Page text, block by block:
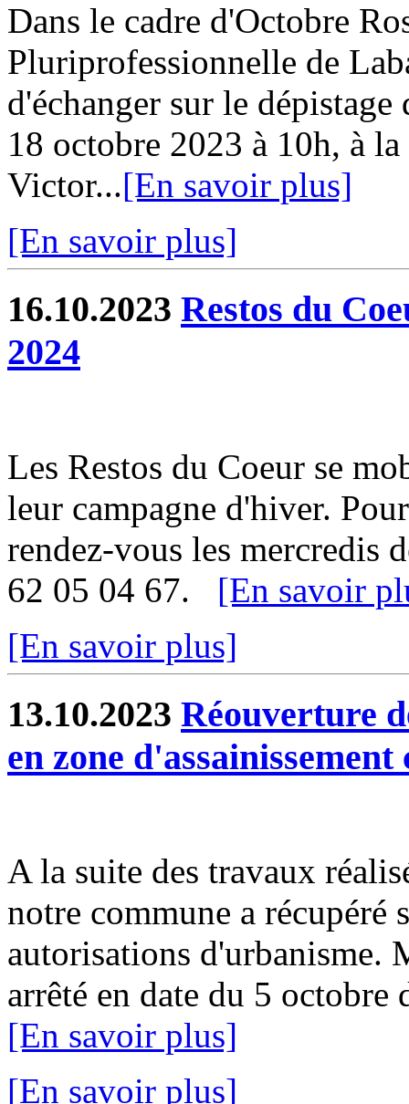
Dans le cadre d'Octobre
Pluriprofessionnelle de
d'échanger sur le
18 octobre 2023 à 10h, à
Victor...[En savoir plus]
[En savoir plus]
16.10.2023 Restos du
2024
Les Restos du Coeur se
leur campagne d'hiver.
rendez-vous les mercredis
62 05 04 67. [En savoir
[En savoir plus]
13.10.2023 Réouverture
en zone
A la suite des travaux
notre commune a récupéré
autorisations d'urbanisme.
arrêté en date du 5
[En savoir plus]
[En savoir plus]